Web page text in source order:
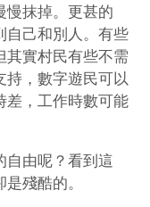
慢抹掉。更甚的
自己和別人。有些
其實村民有些不需
持，數字遊民可以
差，工作時數可能
自由呢？看到這
殘酷的。